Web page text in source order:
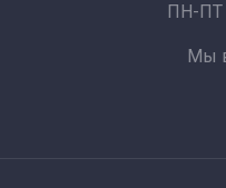
ПН-ПТ
Мы